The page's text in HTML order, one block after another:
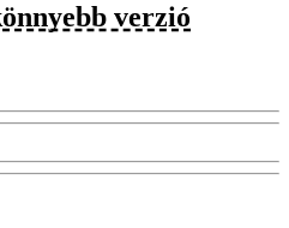
verzió